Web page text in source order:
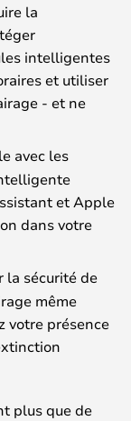
la
intelligentes
et utiliser
- et ne
avec les
et Apple
dans votre
la sécurité de
même
votre présence
plus que de